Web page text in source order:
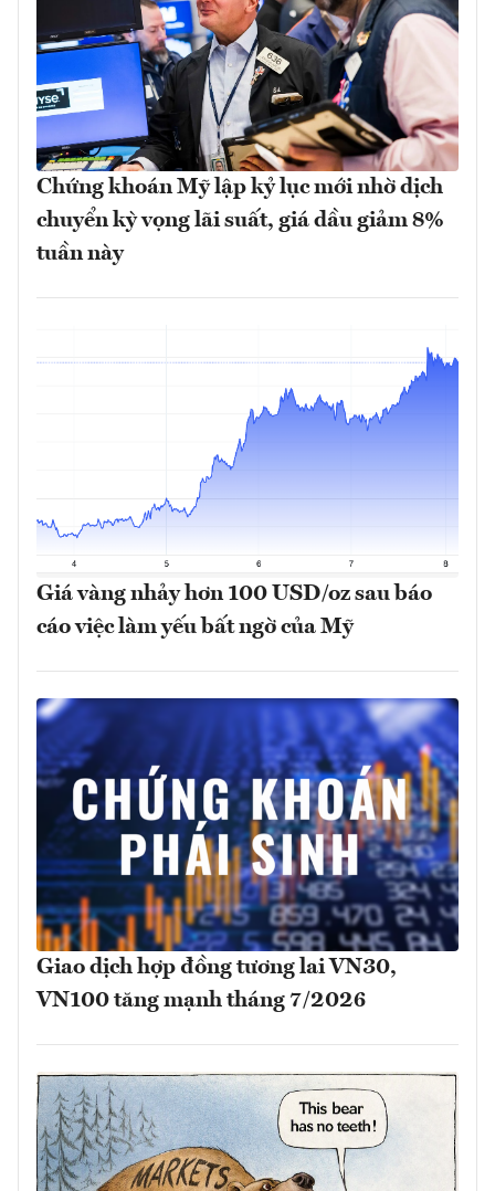
Chứng khoán Mỹ lập kỷ lục mới nhờ dịch
chuyển kỳ vọng lãi suất, giá dầu giảm 8%
tuần này
Giá vàng nhảy hơn 100 USD/oz sau báo
cáo việc làm yếu bất ngờ của Mỹ
Giao dịch hợp đồng tương lai VN30,
VN100 tăng mạnh tháng 7/2026